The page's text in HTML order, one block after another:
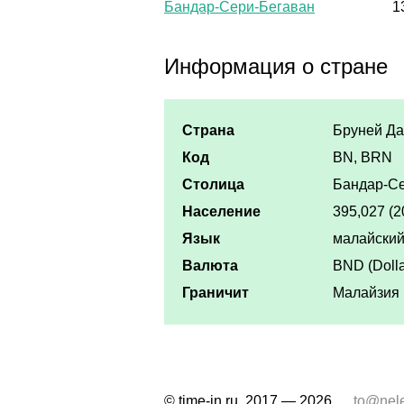
Бандар-Сери-Бегаван
Информация о стране
Страна
Бруней
Код
BN, BRN
Столица
Бандар-
Население
395,027
Язык
малайский
Валюта
BND
Граничит
Малайзия
© time-in.ru, 2017 — 2026